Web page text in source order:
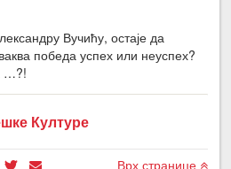
Вучићу, остаје да
победа успех или неуспех?
…?!
Културе
Врх странице